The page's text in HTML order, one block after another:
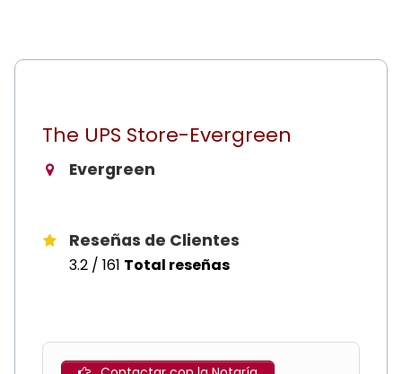
The UPS Store-Evergreen
Evergreen
Reseñas de Clientes
3.2 / 161 Total reseñas